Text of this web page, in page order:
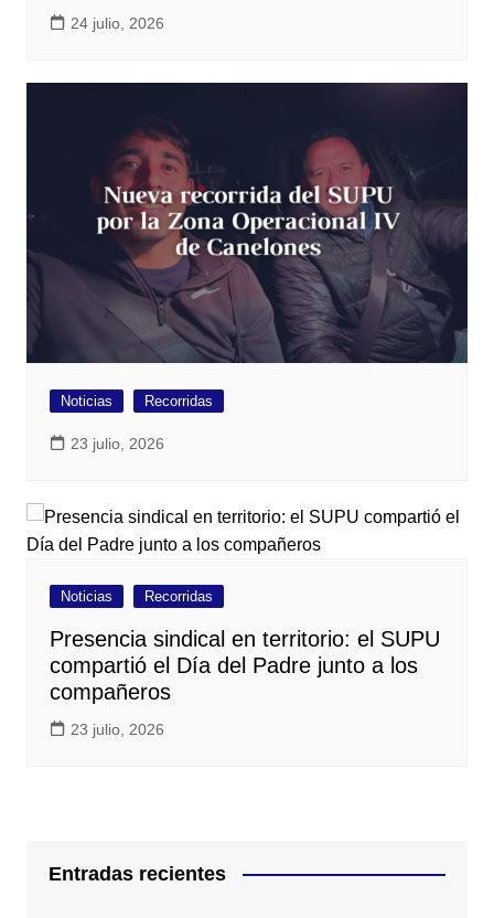
24 julio, 2026
Noticias Recorridas
23 julio, 2026
Noticias Recorridas
Presencia sindical en territorio: el SUPU
compartió el Día del Padre junto a los
compañeros
23 julio, 2026
Entradas recientes